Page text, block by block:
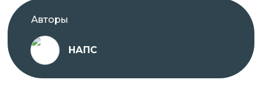
Авторы
НАПС